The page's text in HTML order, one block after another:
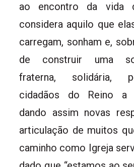
ao encontro da vida
considera aquilo que
carregam, sonham e,
de construir uma
fraterna, solidária,
cidadãos do Reino a
dando assim novas
articulação de muitos
caminho como Igreja